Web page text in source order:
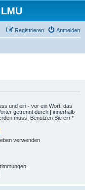
Anmelden
Registrieren
und ein - vor ein Wort, das
getrennt durch | innerhalb
muss. Benutzen Sie ein *
verwenden